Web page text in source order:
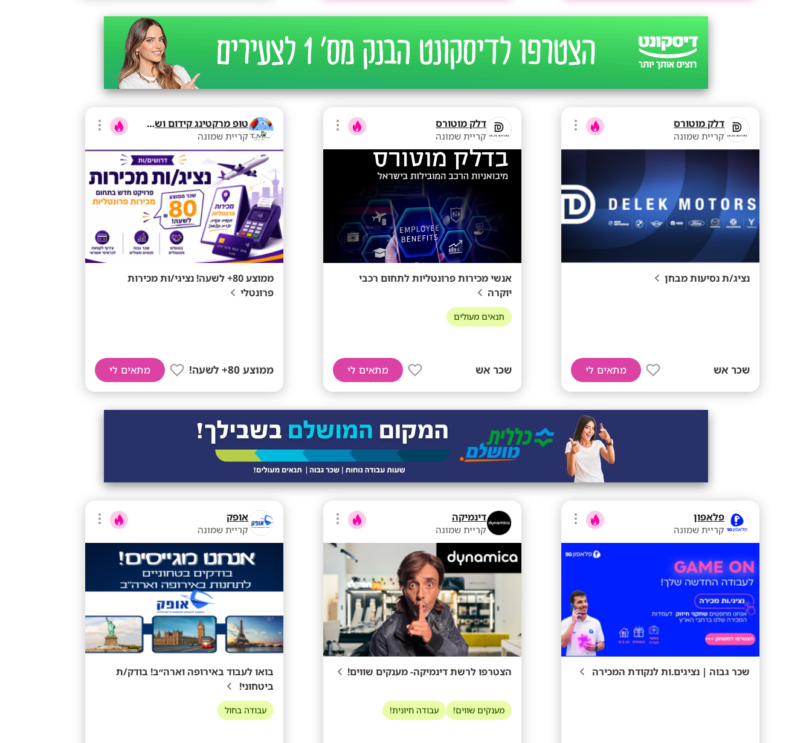
דלק מוטורס
קריית שמונה
נציג/ת נסיעות מבחן
שכר אש מתאים לי
דלק מוטורס
קריית שמונה
אנשי מכירות פרונטליות לתחום רכבי
יוקרה
תנאים מעולים
שכר אש מתאים לי
טופ מרקטינג קידום ושיווק בע"מ
קריית שמונה
ממוצע 80+ לשעה! נציגי/ות מכירות
פרונטלי
ממוצע 80+ לשעה! מתאים לי
פלאפון
קריית שמונה
שכר גבוה | נציגים.ות לנקודת המכירה
דינמיקה
קריית שמונה
הצטרפו לרשת דינמיקה- מענקים שווים!
מענקים שווים! עבודה חיונית!
אופק
קריית שמונה
בואו לעבוד באירופה וארה״ב! בודק/ת
ביטחוני!
עבודה בחול